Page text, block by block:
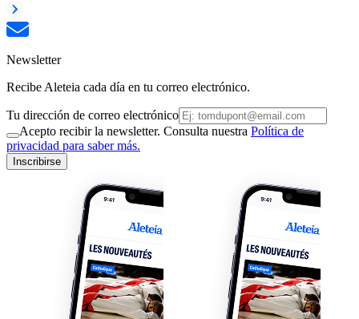
Newsletter
Recibe Aleteia cada día en tu correo electrónico.
Tu dirección de correo electrónico
Acepto recibir la newsletter. Consulta nuestra Política de
privacidad para saber más.
Inscribirse